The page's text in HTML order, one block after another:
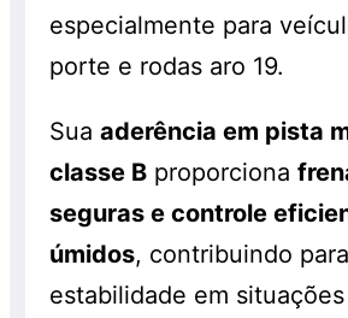
especialmente para
porte e rodas aro 19.
Suaaderência em pista
classe B proporciona
seguras e controle
úmidos, contribuindo
estabilidade em